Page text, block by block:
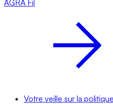
AGRA Fil
Votre veille sur la